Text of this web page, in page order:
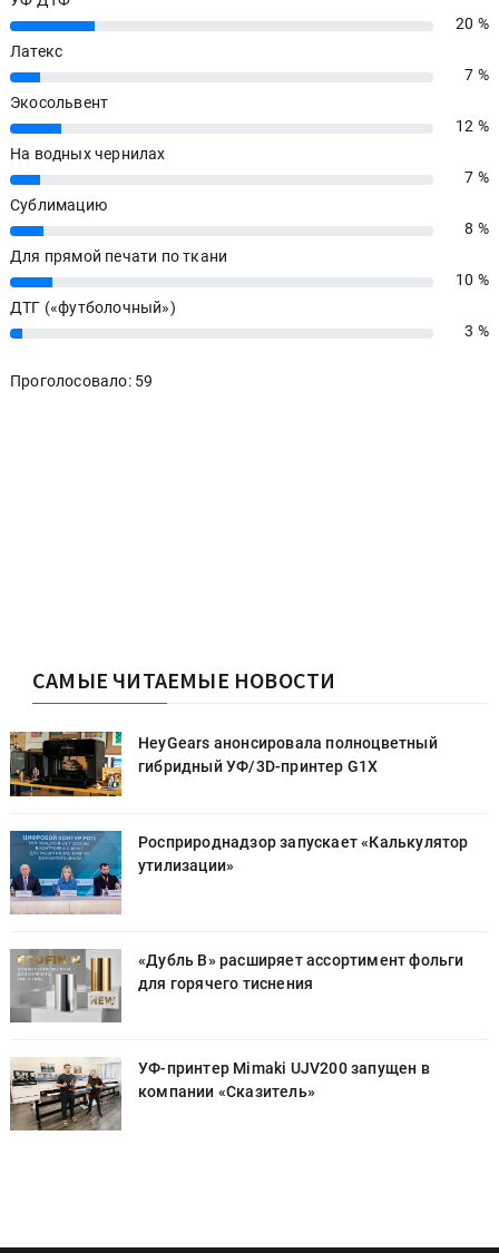
20%
20 %
Латекс
7%
7 %
Экосольвент
12%
12 %
На водных чернилах
7%
7 %
Сублимацию
8%
8 %
Для прямой печати по ткани
10%
10 %
ДТГ («футболочный»)
3% 3 %
Проголосовало: 59
САМЫЕ ЧИТАЕМЫЕ НОВОСТИ
HeyGears анонсировала полноцветный
гибридный УФ/3D-принтер G1X
Росприроднадзор запускает «Калькулятор
утилизации»
«Дубль В» расширяет ассортимент фольги
для горячего тиснения
УФ-принтер Mimaki UJV200 запущен в
компании «Сказитель»